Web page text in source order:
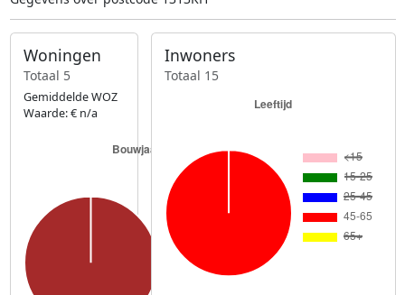
Woningen
Totaal 5
Gemiddelde WOZ
Waarde: € n/a
Inwoners
Totaal 15